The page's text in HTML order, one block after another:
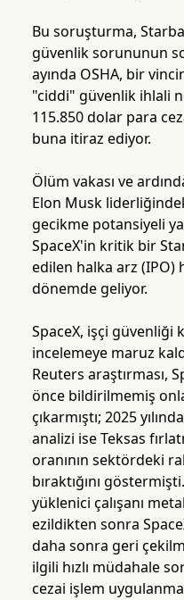
Bu soruşturma,
güvenlik sorununun
ayında OSHA, bir
"ciddi" güvenlik ihlali
115.850 dolar para
buna itiraz ediyor.
Ölüm vakası ve
Elon Musk
gecikme potansiyeli
SpaceX'in kritik bir
edilen halka arz (IPO)
dönemde geliyor.
SpaceX, işçi güvenliği
incelemeye maruz
Reuters araştırması,
önce bildirilmemiş
çıkarmıştı; 2025
analizi ise Teksas
oranının sektördeki
bıraktığını
yüklenici çalışanı
ezildikten sonra
daha sonra geri
ilgili hızlı müdahale
cezai işlem